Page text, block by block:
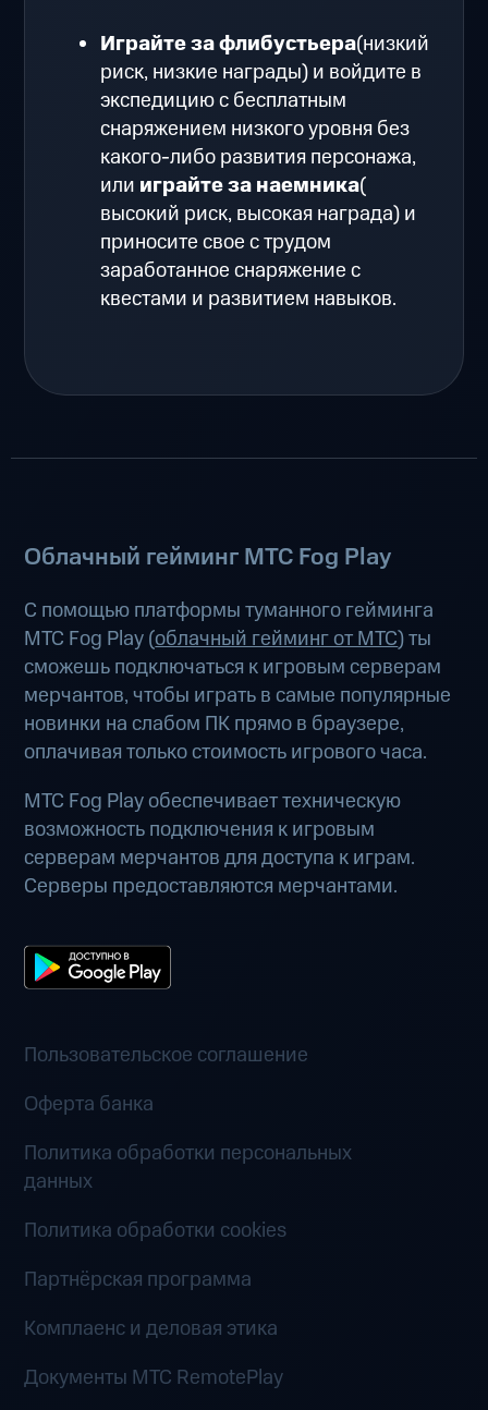
Играйте за флибустьера(низкий
риск, низкие награды) и войдите в
экспедицию с бесплатным
снаряжением низкого уровня без
какого-либо развития персонажа,
или играйте за наемника(
высокий риск, высокая награда) и
приносите свое с трудом
заработанное снаряжение с
квестами и развитием навыков.
Облачный гейминг МТС Fog Play
С помощью платформы туманного гейминга
МТС Fog Play (облачный гейминг от МТС) ты
сможешь подключаться к игровым серверам
мерчантов, чтобы играть в самые популярные
новинки на слабом ПК прямо в браузере,
оплачивая только стоимость игрового часа.
МТС Fog Play обеспечивает техническую
возможность подключения к игровым
серверам мерчантов для доступа к играм.
Серверы предоставляются мерчантами.
Пользовательское соглашение
Оферта банка
Политика обработки персональных
данных
Политика обработки cookies
Партнёрская программа
Комплаенс и деловая этика
Документы MTC RemotePlay